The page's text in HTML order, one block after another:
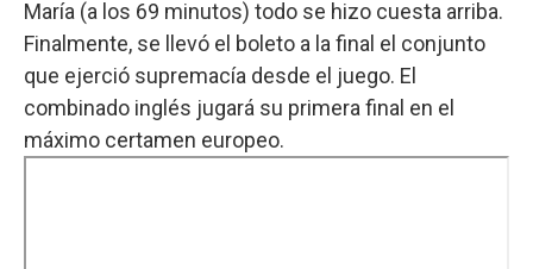
María (a los 69 minutos) todo se hizo cuesta arriba.
Finalmente, se llevó el boleto a la final el conjunto
que ejerció supremacía desde el juego. El
combinado inglés jugará su primera final en el
máximo certamen europeo.